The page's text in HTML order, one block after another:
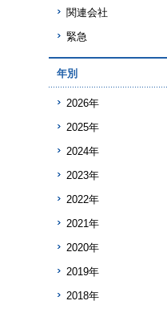
関連会社
緊急
年別
2026年
2025年
2024年
2023年
2022年
2021年
2020年
2019年
2018年